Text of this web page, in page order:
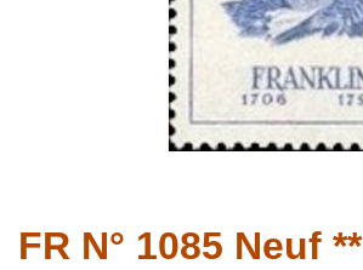
FR N° 1085 Neuf **